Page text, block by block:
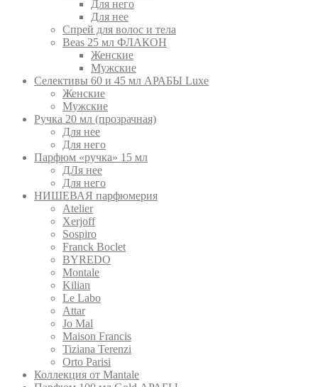
Для него
Для нее
Спрей для волос и тела
Beas 25 мл ФЛАКОН
Женские
Мужские
Селективы 60 и 45 мл АРАБЫ Luxe
Женские
Мужские
Ручка 20 мл (прозрачная)
Для нее
Для него
Парфюм «ручка» 15 мл
ДЛя нее
Для него
НИШЕВАЯ парфюмерия
Atelier
Xerjoff
Sospiro
Franck Boclet
BYREDO
Montale
Kilian
Le Labo
Attar
Jo Mal
Maison Francis
Tiziana Terenzi
Orto Parisi
Коллекция от Mantale